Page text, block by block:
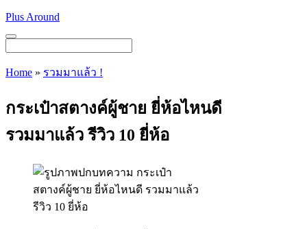
Skip
content
Plus Around
Menu
Home » รวมมาแล้ว !
กระเป๋าสตางค์ผู้ชาย ยี่ห้อไหนดี
รวมมาแล้ว รีวิว 10 ยี่ห้อ